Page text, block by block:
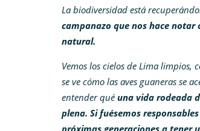
La biodiversidad está
campanazo que nos hace
natural.
Vemos los cielos de Lima limpios,
se ve cómo las aves guaneras se
entender quéuna vida rodeada
plena. Si fuésemos
próximas generaciones a tener